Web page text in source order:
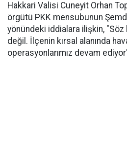
Hakkari Valisi Cuneyit Orhan
örgütü PKK mensubunun
yönündeki iddialara ilişkin,
değil. İlçenin kırsal alanında
operasyonlarımız devam